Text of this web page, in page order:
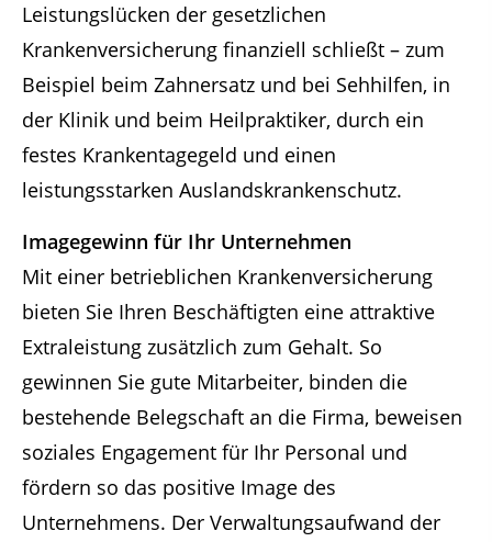
Leistungslücken der gesetzlichen
Krankenversicherung finanziell schließt – zum
Beispiel beim Zahnersatz und bei Sehhilfen, in
der Klinik und beim Heilpraktiker, durch ein
festes Krankentagegeld und einen
leistungsstarken Auslandskrankenschutz.
Imagegewinn für Ihr Unternehmen
Mit einer betrieblichen Krankenversicherung
bieten Sie Ihren Beschäftigten eine attraktive
Extraleistung zusätzlich zum Gehalt. So
gewinnen Sie gute Mitarbeiter, binden die
bestehende Belegschaft an die Firma, beweisen
soziales Engagement für Ihr Personal und
fördern so das positive Image des
Unternehmens. Der Verwaltungsaufwand der